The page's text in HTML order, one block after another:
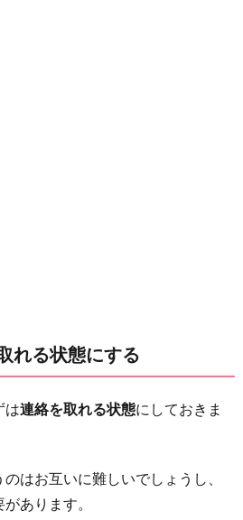
れる状態にする
は連絡を取れる状態にしておきま
はお互いに難しいでしょうし、
あります。